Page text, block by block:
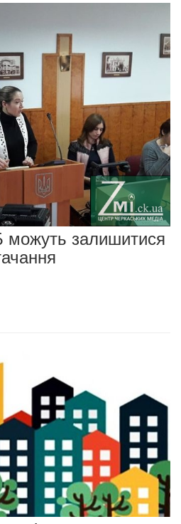
можуть залишитися